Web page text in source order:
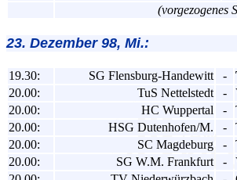
(vorgezogenes
23. Dezember 98, Mi.:
19.30: SG Flensburg-Handewitt -
20.00:
TuS Nettelstedt -
20.00:
HC Wuppertal -
20.00:
HSG Dutenhofen/M. -
20.00:
SC Magdeburg -
20.00:
SG W.M. Frankfurt -